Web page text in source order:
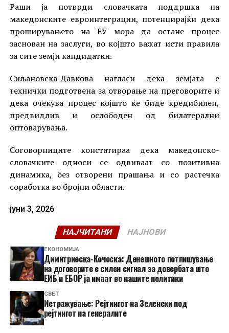
Раши ја потврди словачката поддршка на
македонските евроинтеграции, потенцирајќи дека
проширувањето на ЕУ мора да остане процес
заснован на заслуги, во којшто важат исти правила
за сите земји кандидатки.
Сиљановска-Давкова нагласи дека земјата е
технички подготвена за отворање на преговорите и
дека очекува процес којшто ќе биде кредибилен,
предвидлив и ослободен од билатерални
оптоварувања.
Соговорниците констатираа дека македонско-
словачките односи се одвиваат со позитивна
динамика, без отворени прашања и со растечка
соработка во бројни области.
јуни 3, 2026
НАЈЧИТАНИ НАЈНОВИ
ЕКОНОМИЈА
Димитриеска-Кочоска: Денешното потпишување
на договорите е силен сигнал за довербата што
ЕИБ и ЕБОР ја имаат во нашите политики
СВЕТ
Истражување: Рејтингот на Зеленски под
рејтингот на генералите